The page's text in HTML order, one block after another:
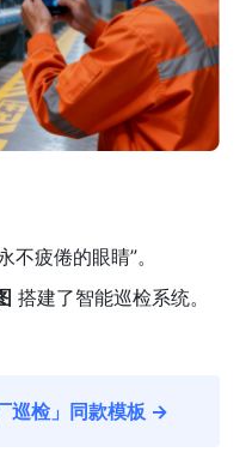
疲倦的眼睛”。
搭建了智能巡检系统。
巡检」同款模板 →